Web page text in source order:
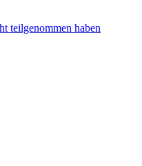
teilgenommen haben